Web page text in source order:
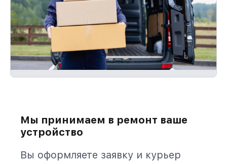
Мы принимаем в ремонт ваше
устройство
Вы оформляете заявку и курьер